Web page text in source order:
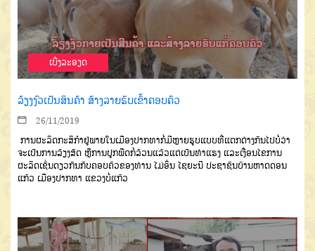
ເບີ່ງລະອຽດ
ລ້ຽງງົວເປັນສິນຄ້າ ສ້າງລາຍຮັບເຂົ້າຄອບຄົວ
26/11/2019
ການຜະລິດກະສິກຳຢູ່ພາຍໃນເມືອງປາກທາກໍ່ມີຫຼາຍຮູບແບບທີ່ແຕກຕ່າງກັນໄປບໍ່ວ່າ
ຈະເປັນການລ້ຽງສັດ ຫຼືການປູກພືດກໍ່ລ້ວນແລ້ວແຕ່ເປັນທ່າແຮງ ແລະເງື່ອນໄຂການ
ຜະລິດເຊັ່ນດຽວກັນກັັບຄອບຄົວຂອງທ່ານ ໄມ່ອິ່ນ ໄຊຍະນີ ປະຊາຊົນບ້ານຫາດດອນ
ແກ້ວ ເມືອງປາກທາ ແຂວງບໍ່ແກ້ວ